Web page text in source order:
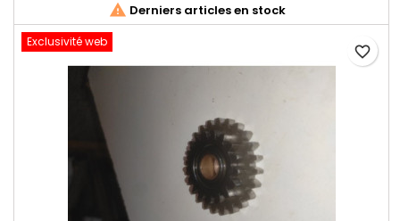
 Derniers articles en stock
Exclusivité web
favorite_border